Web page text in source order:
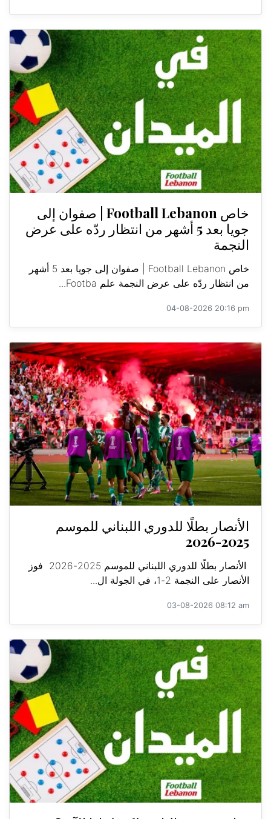
خاص Football Lebanon | صفوان إلى
جويا بعد 5 أشهر من انتظار ردّه على عرض
النجمة
خاص Football Lebanon | صفوان إلى جويا بعد 5 أشهر
من انتظار ردّه على عرض النجمة علم Footba...
04-08-2026 20:16 pm
الأنصار بطلًا للدوري اللبناني للموسم
2025-2026
الأنصار بطلًا للدوري اللبناني للموسم 2025-2026 فوز
الأنصار على النجمة 2-1، في الجولة ال...
03-08-2026 08:12 am